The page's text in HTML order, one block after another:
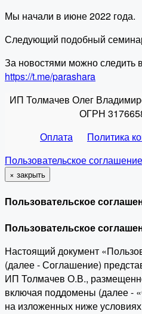
Мы начали в июне 2022 года.
Следующий подобный
За новостями можно следить
https://t.me/parashara
ИП Толмачев Олег
ОГРН
Оплата
Политика
Пользовательское соглашение
× закрыть
Пользовательское
Пользовательское
Настоящий документ
(далее - Соглашение)
ИП Толмачев О.В.,
включая поддомены (далее -
на изложенных ниже